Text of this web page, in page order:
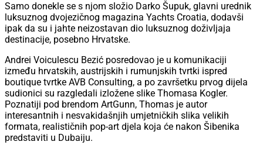
Samo donekle se s njom složio Darko Šupuk, glavni urednik
luksuznog dvojezičnog magazina Yachts Croatia, dodavši
ipak da su i jahte neizostavan dio luksuznog doživljaja
destinacije, posebno Hrvatske.
Andrei Voiculescu Bezić posredovao je u komunikaciji
između hrvatskih, austrijskih i rumunjskih tvrtki ispred
boutique tvrtke AVB Consulting, a po završetku prvog dijela
sudionici su razgledali izložene slike Thomasa Kogler.
Poznatiji pod brendom ArtGunn, Thomas je autor
interesantnih i nesvakidašnjih umjetničkih slika velikih
formata, realističnih pop-art djela koja će nakon Šibenika
predstaviti u Dubaiju.